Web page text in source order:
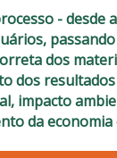
- desde
dos
dos
impacto
da economia